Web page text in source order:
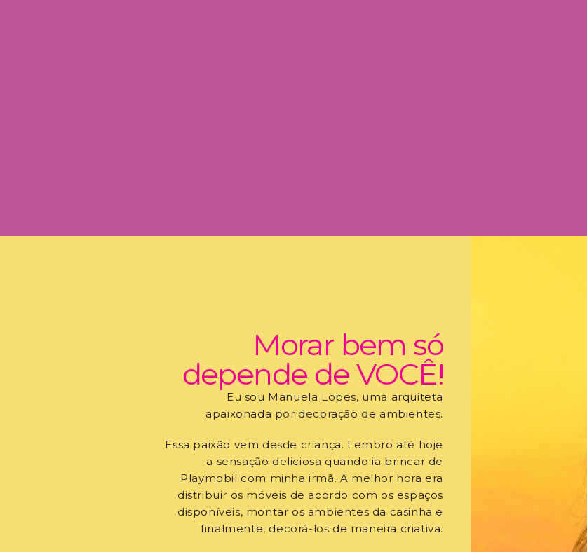
Morar bem só
depende de VOCÊ!
Eu sou Manuela Lopes, uma arquiteta
apaixonada por decoração de ambientes.
Essa paixão vem desde criança. Lembro até hoje
a sensação deliciosa quando ia brincar de
Playmobil com minha irmã. A melhor hora era
distribuir os móveis de acordo com os espaços
disponíveis, montar os ambientes da casinha e
finalmente, decorá-los de maneira criativa.